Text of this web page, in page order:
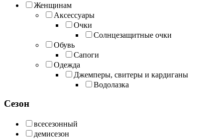
Женщинам
Аксессуары
Очки
Солнцезащитные очки
Обувь
Сапоги
Одежда
Джемперы, свитеры и кардиганы
Водолазка
Сезон
всесезонный
демисезон